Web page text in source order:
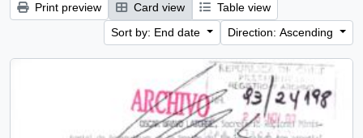
Print preview Card view
Table view
Sort by: End date
Direction: Ascending